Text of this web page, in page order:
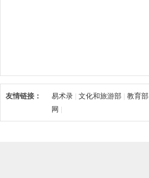
友情链接： 易术录 文化和旅游部 教育部
网